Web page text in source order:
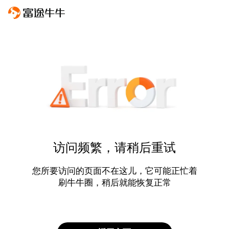
访问频繁，请稍后重试
您所要访问的页面不在这儿，它可能正忙着
刷牛牛圈，稍后就能恢复正常